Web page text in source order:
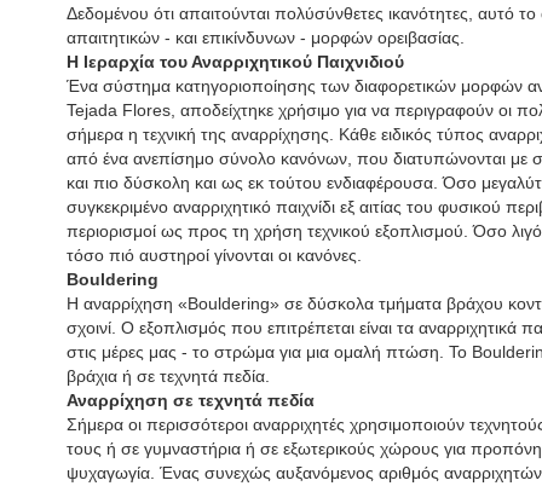
Δεδομένου ότι απαιτούνται πολύσύνθετες ικανότητες, αυτό
απαιτητικών - και επικίνδυνων - μορφών ορειβασίας.
Η Ιεραρχία του Αναρριχητικού Παιχνιδιού
Ένα σύστημα κατηγοριοποίησης των διαφορετικών μορφών
Tejada Flores, αποδείχτηκε χρήσιμο για να περιγραφούν οι
σήμερα η τεχνική της αναρρίχησης. Κάθε ειδικός τύπος
από ένα ανεπίσημο σύνολο κανόνων, που διατυπώνονται με
και πιο δύσκολη και ως εκ τούτου ενδιαφέρουσα. Όσο
συγκεκριμένο αναρριχητικό παιχνίδι εξ αιτίας του φυσικού
περιορισμοί ως προς τη χρήση τεχνικού εξοπλισμού. Όσο
τόσο πιό αυστηροί γίνονται οι κανόνες.
Bouldering
Η αναρρίχηση «Bouldering» σε δύσκολα τμήματα βράχου
σχοινί. Ο εξοπλισμός που επιτρέπεται είναι τα αναρριχητικά
στις μέρες μας - το στρώμα για μια ομαλή πτώση. Το
βράχια ή σε τεχνητά πεδία.
Αναρρίχηση σε τεχνητά πεδία
Σήμερα οι περισσότεροι αναρριχητές χρησιμοποιούν
τους ή σε γυμναστήρια ή σε εξωτερικούς χώρους για
ψυχαγωγία. Ένας συνεχώς αυξανόμενος αριθμός αναρριχητών